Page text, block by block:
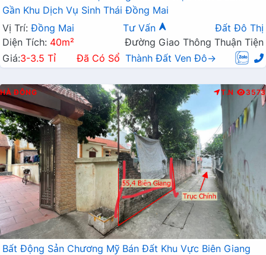
Gần Khu Dịch Vụ Sinh Thái Đồng Mai
Vị Trí: Đồng Mai Tư Vấn
Đất Đô Thị
Diện Tích: 40m²
Đường Giao Thông Thuận Tiện
Giá:3-3.5 Tỉ Đã Có Sổ Thành Đất Ven Đô→
HÀ ĐÔNG T.N 3573
Bất Động Sản Chương Mỹ Bán Đất Khu Vực Biên Giang